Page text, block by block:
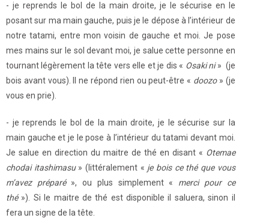
- je reprends le bol de la main droite, je le sécurise en le
posant sur ma main gauche, puis je le dépose à l’intérieur de
notre tatami, entre mon voisin de gauche et moi. Je pose
mes mains sur le sol devant moi, je salue cette personne en
tournant légèrement la tête vers elle et je dis « Osaki ni» (je
bois avant vous). Il ne répond rien ou peut-être « doozo » (je
vous en prie).
- je reprends le bol de la main droite, je le sécurise sur la
main gauche et je le pose à l’intérieur du tatami devant moi.
Je salue en direction du maitre de thé en disant « Otemae
chodai itashimasu» (littéralement « je bois ce thé que vous
m’avez préparé», ou plus simplement « merci pour ce
thé»). Si le maitre de thé est disponible il saluera, sinon il
fera un signe de la tête.